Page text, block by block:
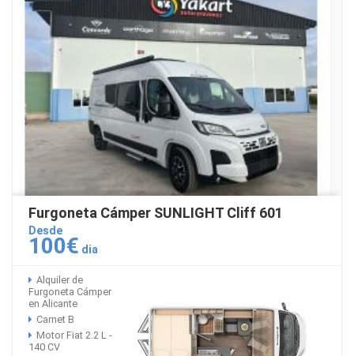
Furgoneta Cámper SUNLIGHT Cliff 601
Desde
100€ dia
Alquiler de
Furgoneta Cámper
en Alicante
Carnet B
Motor Fiat 2.2 L -
140 CV